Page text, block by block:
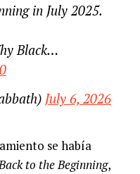
in July 2025.
Black…
July 6, 2026
se había
to the Beginning,